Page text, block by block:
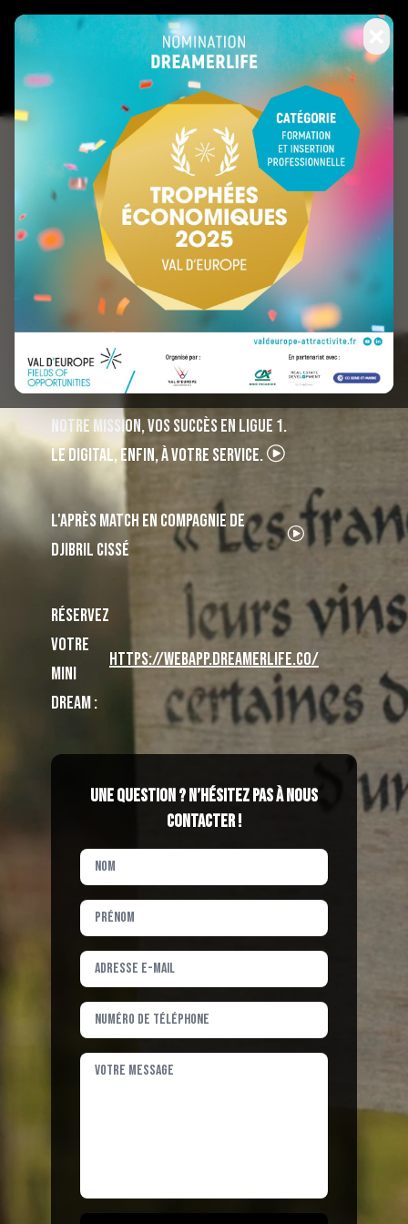
×
DREAMERLIFE
Partagez le souvenir d'une
émotion
Production de contenus audiovisuels,
captation sur site et diffusion multi-
supports,
en ligne comme hors ligne.
Notre mission, vos succès en Ligue 1.
Le digital, enfin, à votre service.
L'APRÈS MATCH EN COMPAGNIE DE
DJIBRIL CISSÉ
RéSERVEZ
VOTRE
MINI
DREAM :
https://webapp.dreamerlife.co/
Une question ? N’hésitez pas à nous
contacter !